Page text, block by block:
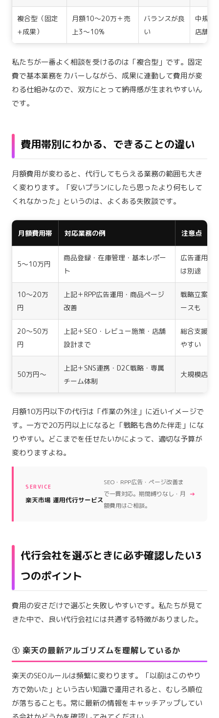
複合型（固定
+成果）
月額10〜20万＋売
上3〜10%
バランスが良
い
中規模
店舗
私たちが一番よく相談を受けるのは「複合型」です。固定
費で基本業務をカバーしながら、成果に連動して費用が変
わる仕組みなので、双方にとって納得感が生まれやすいん
です。
費用帯別にわかる、できることの違い
月額費用が変わると、代行してもらえる業務の範囲も大き
く変わります。「安いプランにしたら思ったより何もして
くれなかった」というのは、よくある失敗談です。
月額費用帯 対応業務の例 注意点
5〜10万円
商品登録・在庫管理・基本レポー
ト
広告運用・
は別途
10〜20万
円
上記＋RPP広告運用・商品ページ
改善
戦略立案は
ースも
20〜50万
円
上記＋SEO・レビュー施策・店舗
設計まで
総合支援型
やすい
50万円〜
上記＋SNS連携・D2C戦略・専属
チーム体制
大規模店舗
月額10万円以下の代行は「作業の外注」に近いイメージで
す。一方で20万円以上になると「戦略も含めた伴走」にな
りやすい。どこまでを任せたいかによって、適切な予算が
変わりますよね。
SERVICE
楽天市場 運用代行サービス
SEO・RPP広告・ページ改善ま
で一貫対応。期間縛りなし・月
額費用はご相談。
→
代行会社を選ぶときに必ず確認したい3
つのポイント
費用の安さだけで選ぶと失敗しやすいです。私たちが見て
きた中で、良い代行会社には共通する特徴がありました。
① 楽天の最新アルゴリズムを理解しているか
楽天のSEOルールは頻繁に変わります。「以前はこのやり
方で効いた」という古い知識で運用されると、むしろ順位
が落ちることも。常に最新の情報をキャッチアップしてい